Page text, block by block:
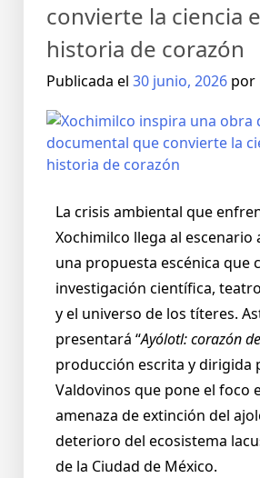
convierte la ciencia
historia de corazón
Publicada el 30 junio, 2026 por
La crisis ambiental que
Xochimilco llega al escenario
una propuesta escénica que
investigación científica,
y el universo de los títeres.
presentará “Ayólotl: corazón
producción escrita y dirigida
Valdovinos que pone el foco
amenaza de extinción del
deterioro del ecosistema
de la Ciudad de México.